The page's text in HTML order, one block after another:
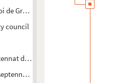
Grèce en France
council
d'Emile Loubet
d'Armand Fallières